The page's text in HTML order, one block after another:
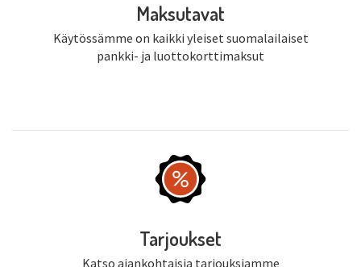
Maksutavat
Käytössämme on kaikki yleiset suomalailaiset
pankki- ja luottokorttimaksut
Tarjoukset
Katso ajankohtaisia tarjouksiamme